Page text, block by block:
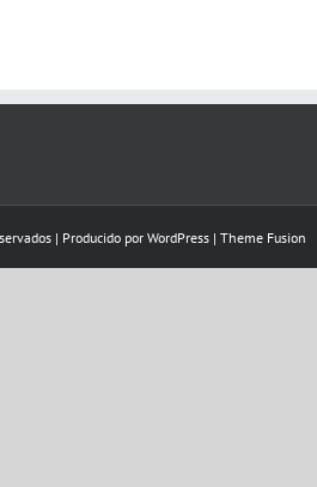
| Producido por WordPress | Theme Fusion